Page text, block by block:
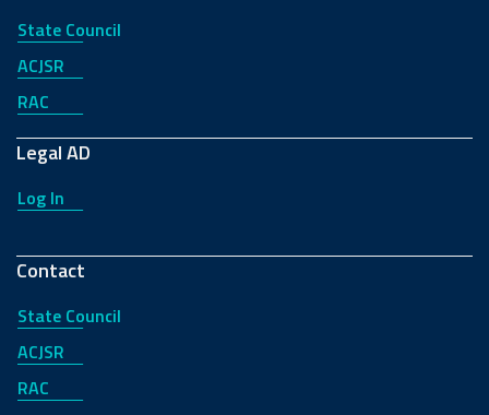
State Council
ACJSR
RAC
Legal AD
Log In
Contact
State Council
ACJSR
RAC